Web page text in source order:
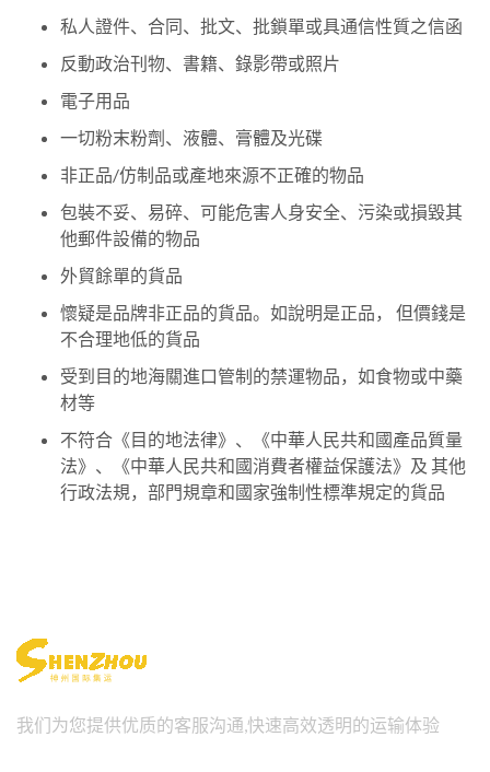
私人證件、合同、批文、批鎖單或具通信性質之信函
反動政治刊物、書籍、錄影帶或照片
電子用品
一切粉末粉劑、液體、膏體及光碟
非正品/仿制品或產地來源不正確的物品
包裝不妥、易碎、可能危害人身安全、污染或損毀其
他郵件設備的物品
外貿餘單的貨品
懷疑是品牌非正品的貨品。如說明是正品， 但價錢是
不合理地低的貨品
受到目的地海關進口管制的禁運物品，如食物或中藥
材等
不符合《目的地法律》、《中華人民共和國產品質量
法》、《中華人民共和國消費者權益保護法》及 其他
行政法規，部門規章和國家強制性標準規定的貨品
我们为您提供优质的客服沟通,快速高效透明的运输体验